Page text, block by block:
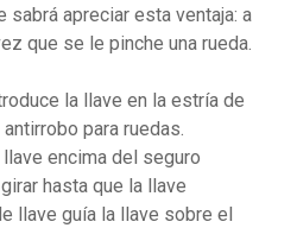
sabrá apreciar esta ventaja: a
que se le pinche una rueda.
la llave en la estría de
para ruedas.
encima del seguro
hasta que la llave
llave guía la llave sobre el